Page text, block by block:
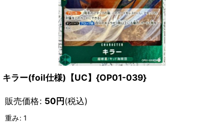
キラー(foil仕様)【UC】{OP01-039}
販売価格: 50円(税込)
重み: 1